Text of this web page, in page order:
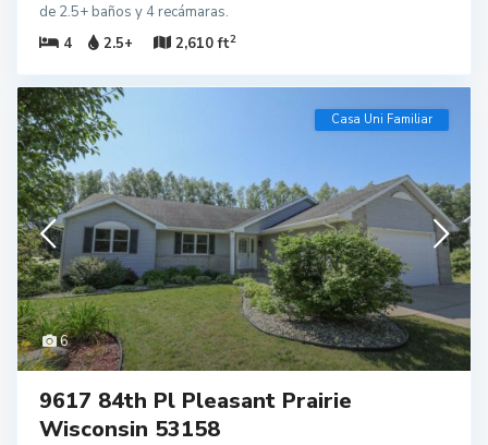
de 2.5+ baños y 4 recámaras.
4
2.5+ 2,610 ft2
6
Casa Uni Familiar
9617 84th Pl Pleasant Prairie
Wisconsin 53158